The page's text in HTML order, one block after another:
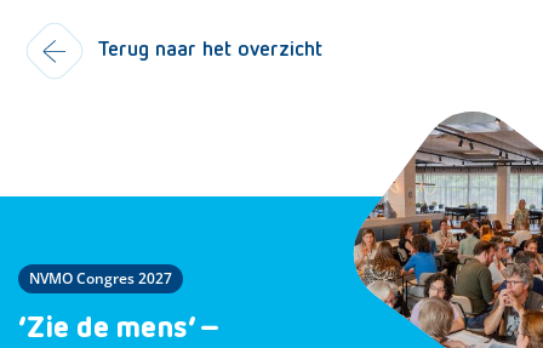
Terug naar het overzicht
NVMO Congres 2027
‘Zie de mens’ –